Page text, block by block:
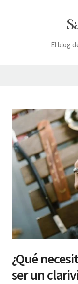
El blog
¿Qué
ser un